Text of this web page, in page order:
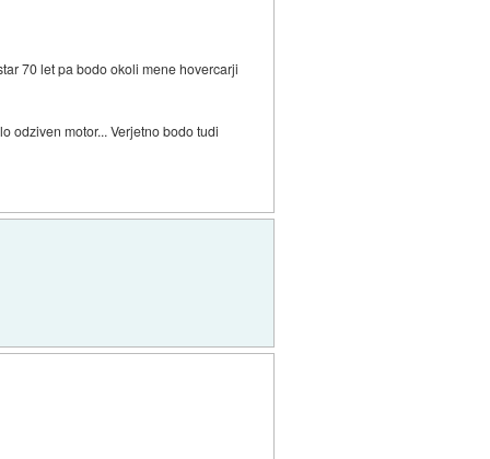
70 let pa bodo okoli mene hovercarji
odziven motor... Verjetno bodo tudi